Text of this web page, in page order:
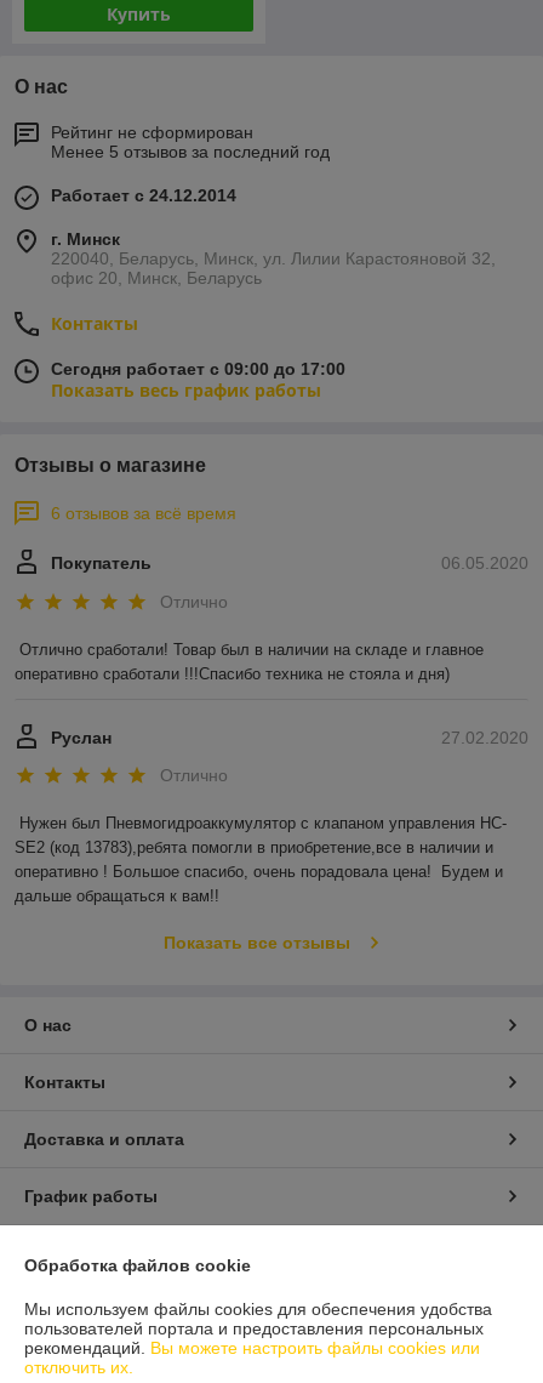
Купить
О нас
Рейтинг не сформирован
Менее 5 отзывов за последний год
Работает с 24.12.2014
г. Минск
220040, Беларусь, Минск, ул. Лилии Карастояновой 32,
офис 20, Минск, Беларусь
Контакты
Сегодня работает с 09:00 до 17:00
Показать весь график работы
Отзывы о магазине
6 отзывов за всё время
06.05.2020
Покупатель
Отлично
Отлично сработали! Товар был в наличии на складе и главное
оперативно сработали !!!Спасибо техника не стояла и дня)
27.02.2020
Руслан
Отлично
Нужен был Пневмогидроаккумулятор с клапаном управления HC-
SE2 (код 13783),ребята помогли в приобретение,все в наличии и
оперативно ! Большое спасибо, очень порадовала цена!  Будем и
дальше обращаться к вам!!
Показать все отзывы
О нас
Контакты
Доставка и оплата
График работы
Политика обработки cookies
Сайт создан на платформе Deal.by
Обработка файлов cookie
Мы используем файлы cookies для обеспечения удобства
пользователей портала и предоставления персональных
рекомендаций. Вы можете настроить файлы cookies или
отключить их.